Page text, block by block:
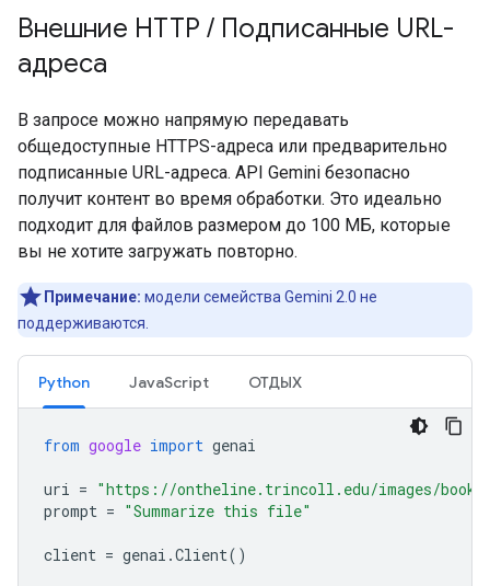
Внешние HTTP / Подписанные URL-
адреса
В запросе можно напрямую передавать
общедоступные HTTPS-адреса или предварительно
подписанные URL-адреса. API Gemini безопасно
получит контент во время обработки. Это идеально
подходит для файлов размером до 100 МБ, которые
вы не хотите загружать повторно.
Примечание: модели семейства Gemini 2.0 не
поддерживаются.
Python JavaScript ОТДЫХ
from google import genai
uri = "https://ontheline.trincoll.edu/images/
prompt = "Summarize this file"
client = genai .Client()